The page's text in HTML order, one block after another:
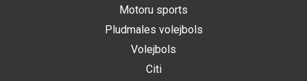
Motoru sports
Pludmales volejbols
Volejbols
Citi